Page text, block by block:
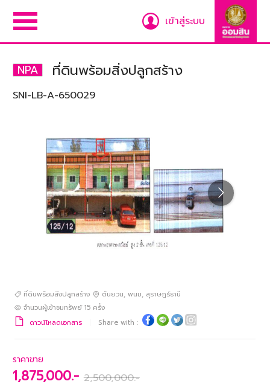
เข้าสู่ระบบ
NPA ที่ดินพร้อมสิ่งปลูกสร้าง
SNI-LB-A-650029
ที่ดินพร้อมสิ่งปลูกสร้าง ต้นยวน, พนม, สุราษฎร์ธานี
จำนวนผู้เข้าชมทรัพย์ 15 ครั้ง
ดาวน์โหลดเอกสาร
Share with :
ราคาขาย
1,875,000.- 2,500,000.-